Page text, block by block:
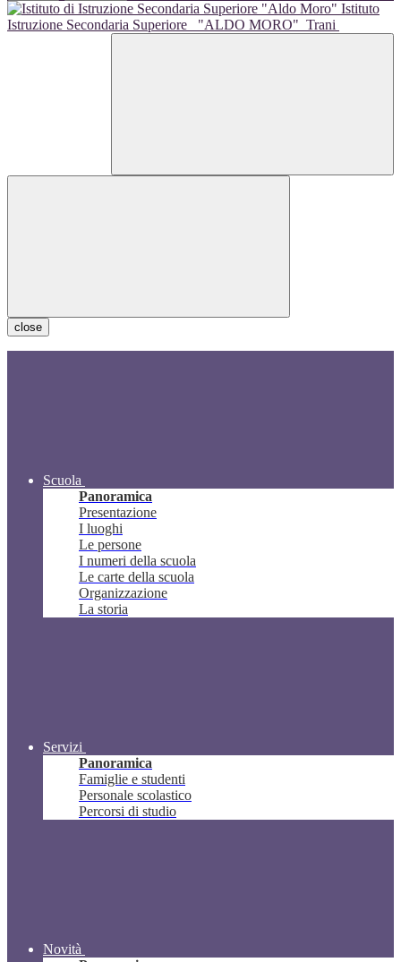
Istituto
Istruzione Secondaria Superiore
"ALDO MORO" Trani
close
Scuola
Panoramica
Presentazione
I luoghi
Le persone
I numeri della scuola
Le carte della scuola
Organizzazione
La storia
Servizi
Panoramica
Famiglie e studenti
Personale scolastico
Percorsi di studio
Novità